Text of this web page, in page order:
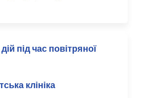
під час повітряної
клініка